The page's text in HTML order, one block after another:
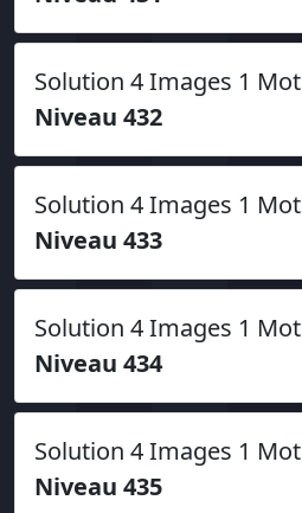
Solution 4 Images 1 Mot
Niveau 432
Solution 4 Images 1 Mot
Niveau 433
Solution 4 Images 1 Mot
Niveau 434
Solution 4 Images 1 Mot
Niveau 435